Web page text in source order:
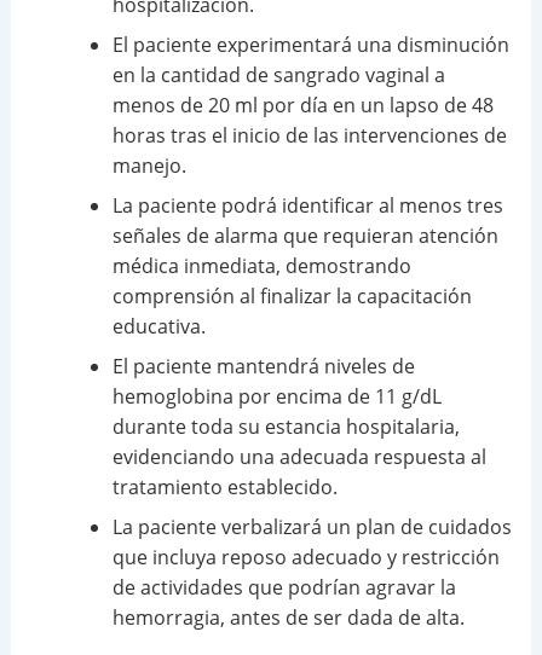
El paciente experimentará una disminución
en la cantidad de sangrado vaginal a
menos de 20 ml por día en un lapso de 48
horas tras el inicio de las intervenciones de
manejo.
La paciente podrá identificar al menos tres
señales de alarma que requieran atención
médica inmediata, demostrando
comprensión al finalizar la capacitación
educativa.
El paciente mantendrá niveles de
hemoglobina por encima de 11 g/dL
durante toda su estancia hospitalaria,
evidenciando una adecuada respuesta al
tratamiento establecido.
La paciente verbalizará un plan de cuidados
que incluya reposo adecuado y restricción
de actividades que podrían agravar la
hemorragia, antes de ser dada de alta.